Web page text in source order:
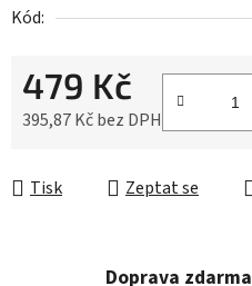
Kód:
479 Kč
395,87 Kč bez DPH
Tisk Zeptat se
Doprava zdarma